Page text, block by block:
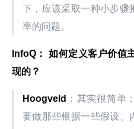
下，应该采取一种小步骤
率的问题。
InfoQ： 如何定义客户价值
现的？
Hoogveld
：其实很简单
要做那些根据一些假设、